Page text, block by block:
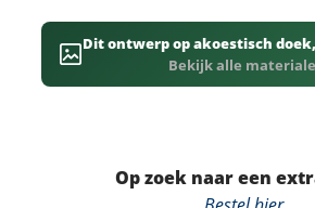
Dit ontwerp op akoestisch
Bekijk alle
Op zoek naar een